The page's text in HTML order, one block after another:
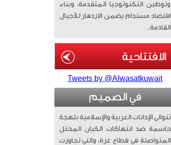
وتوطين التكنولوجيا المتقدمة، وبناء
اقتصاد مستدام يضمن الازدهار للأجيال
القادمة.
Tweets by @Alwasatkuwait
في الصميم
تتوالى الإدانات العربية والإسلامية بلهجة
حاسمة ضد انتهاكات الكيان المحتل
المتواصلة في قطاع غزة، والتي تجاوزت